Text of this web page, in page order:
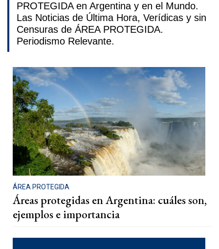
PROTEGIDA en Argentina y en el Mundo.
Las Noticias de Última Hora, Verídicas y sin
Censuras de ÁREA PROTEGIDA.
Periodismo Relevante.
ÁREA PROTEGIDA
Áreas protegidas en Argentina: cuáles son,
ejemplos e importancia